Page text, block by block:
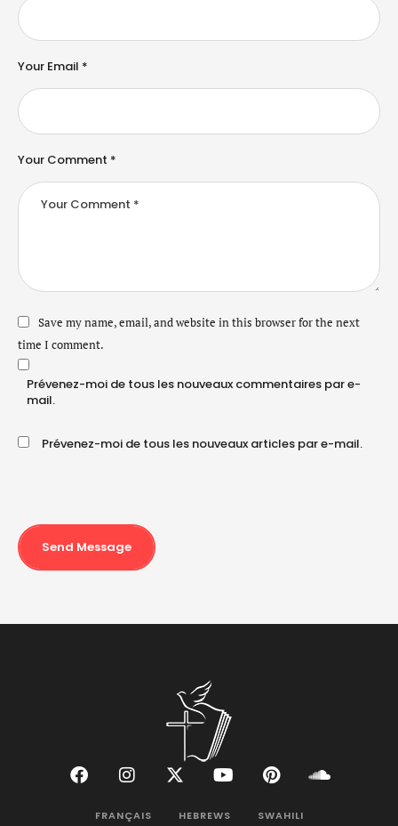
Your Comment *
Your Email *
Save my name, email, and website in this browser for the next
time I comment.
Prévenez-moi de tous les nouveaux commentaires par e-
mail.
Prévenez-moi de tous les nouveaux articles par e-mail.
Send Message
FRANÇAIS HEBREWS SWAHILI